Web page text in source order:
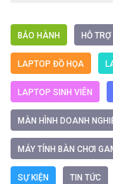
BẢO HÀNH HỖ
LAPTOP ĐỒ HỌA
LAPTOP SINH VIÊN
MÀN HÌNH DOANH
MÁY TÍNH BÀN CHƠI
SỰ KIỆN TIN TỨC